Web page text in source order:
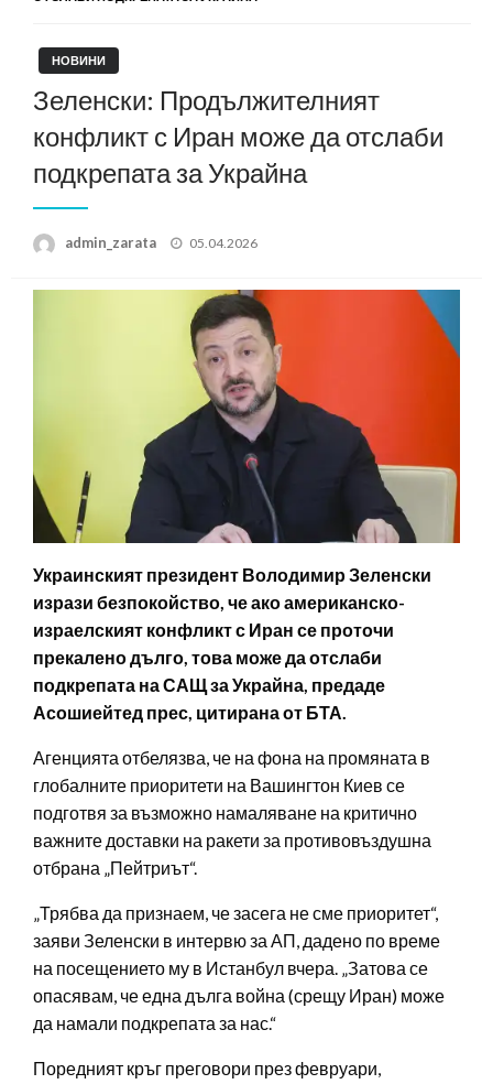
НОВИНИ
Зеленски: Продължителният
конфликт с Иран може да отслаби
подкрепата за Украйна
admin_zarata
Posted
05.04.2026
Украинският президент Володимир Зеленски
изрази безпокойство, че ако американско-
израелският конфликт с Иран се проточи
прекалено дълго, това може да отслаби
подкрепата на САЩ за Украйна, предаде
Асошиейтед прес, цитирана от БТА.
Агенцията отбелязва, че на фона на промяната в
глобалните приоритети на Вашингтон Киев се
подготвя за възможно намаляване на критично
важните доставки на ракети за противовъздушна
отбрана „Пейтриът“.
„Трябва да признаем, че засега не сме приоритет“,
заяви Зеленски в интервю за АП, дадено по време
на посещението му в Истанбул вчера. „Затова се
опасявам, че една дълга война (срещу Иран) може
да намали подкрепата за нас.“
Поредният кръг преговори през февруари,